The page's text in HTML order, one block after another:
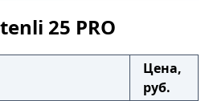
25 PRO
Цена,
руб.